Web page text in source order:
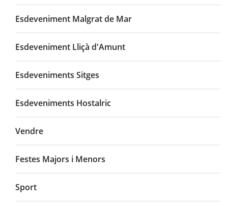
Esdeveniment Malgrat de Mar
Esdeveniment Lliçà d'Amunt
Esdeveniments Sitges
Esdeveniments Hostalric
Vendre
Festes Majors i Menors
Sport